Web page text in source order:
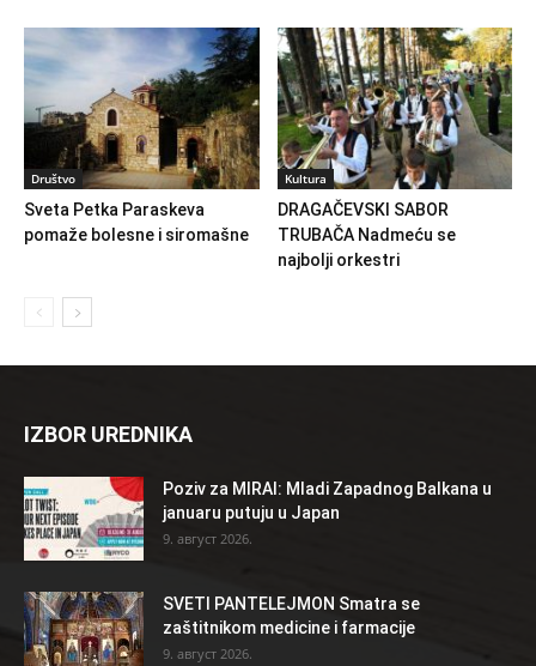
Društvo
Sveta Petka Paraskeva
pomaže bolesne i siromašne
Kultura
DRAGAČEVSKI SABOR
TRUBAČA Nadmeću se
najbolji orkestri
IZBOR UREDNIKA
Poziv za MIRAI: Mladi Zapadnog Balkana u
januaru putuju u Japan
9. август 2026.
SVETI PANTELEJMON Smatra se
zaštitnikom medicine i farmacije
9. август 2026.